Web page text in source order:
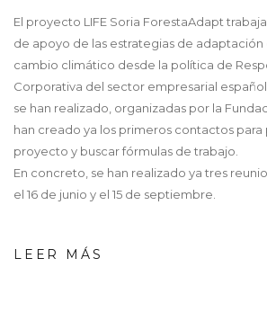
El proyecto LIFE Soria ForestaAdapt
de apoyo de las estrategias de
cambio climático desde la política de
Corporativa del sector empresarial
se han realizado, organizadas por la
han creado ya los primeros contactos para
proyecto y buscar fórmulas de trabajo.
En concreto, se han realizado ya tres
el 16 de junio y el 15 de septiembre.
LEER MÁS